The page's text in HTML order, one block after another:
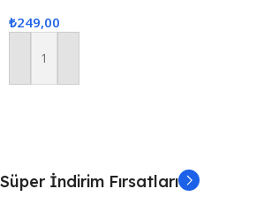
₺249,00
Sepete Ekle
Süper İndirim Fırsatları